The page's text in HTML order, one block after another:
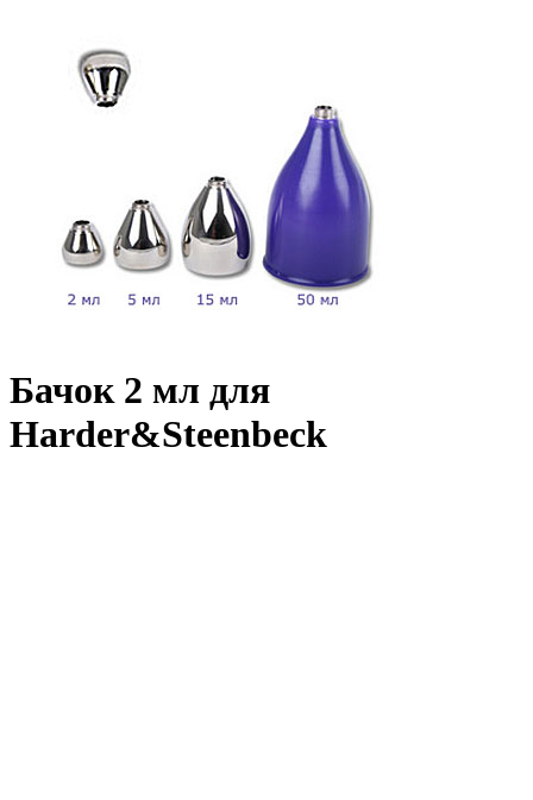
Бачок 2 мл для
Harder&Steenbeck